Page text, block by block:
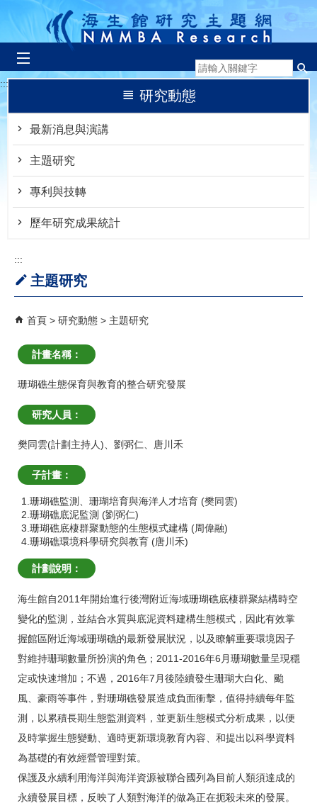
跳到主要內容區塊
:::
研究動態
最新消息與演講
主題研究
專利與技轉
歷年研究成果統計
:::
主題研究
首頁 研究動態 主題研究
計畫名稱：
珊瑚礁生態保育與教育的整合研究發展
研究人員：
樊同雲(計劃主持人) 劉弼仁 唐川禾
子計畫：
1.珊瑚礁監測、珊瑚培育與海洋人才培育 (樊同雲)
2.珊瑚礁底泥監測 (劉弼仁)
3.珊瑚礁底棲群聚動態的生態模式建構 (周偉融)
4.珊瑚礁環境科學研究與教育 (唐川禾)
計劃說明：
海生館自2011年開始進行後灣附近海域珊瑚礁底棲群聚結構時空
變化的監測，並結合水質與底泥資料建構生態模式，因此有效掌
握館區附近海域珊瑚礁的最新發展狀況，以及瞭解重要環境因子
對維持珊瑚數量所扮演的角色；2011-2016年6月珊瑚數量呈現穩
定或快速增加；不過，2016年7月後陸續發生珊瑚大白化、颱
風、豪雨等事件，對珊瑚礁發展造成負面衝擊，值得持續每年監
測，以累積長期生態監測資料，並更新生態模式分析成果，以便
及時掌握生態變動、適時更新環境教育內容、和提出以科學資料
為基礎的有效經營管理對策。
保護及永續利用海洋與海洋資源被聯合國列為目前人類須達成的
永續發展目標，反映了人類對海洋的做為正在扼殺未來的發展。